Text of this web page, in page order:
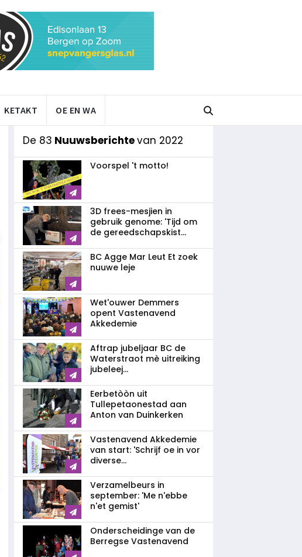
KETAKT OE EN WA
De 83 Nuuwsberichtevan 2022
Voorspel 't motto!
3D frees-mesjien in
gebruik genome: 'Tijd om
de gereedschapskist...
BC Agge Mar Leut Et zoek
nuuwe leje
Wet'ouwer Demmers
opent Vastenavend
Akkedemie
Aftrap jubeljaar BC de
Waterstraot mè uitreiking
jubeleej...
Eerbetòòn uit
Tullepetaonestad aan
Anton van Duinkerken
Vastenavend Akkedemie
van start: 'Schrijf oe in vor
diverse...
Verzamelbeurs in
september: 'Me n'ebbe
n'et gemist'
Onderscheidinge van de
Berregse Vastenavend